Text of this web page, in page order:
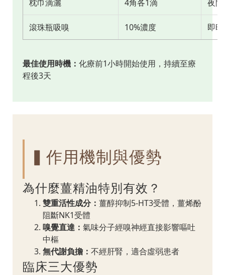
枕巾滴灑 4角各1滴 夜
滾珠瓶吸嗅 10%濃度 即
最佳使用時機： 化療前1小時開始使用，持續至療
程後3天
▍作用機制與優勢
為什麼薑精油特別有效？
雙重活性成分： 薑醇抑制5-HT3受體，薑烯酚
阻斷NK1受體
嗅覺直達： 氣味分子經嗅神經直接影響嘔吐
中樞
無代謝負擔： 不經肝腎，適合虛弱患者
臨床三大優勢